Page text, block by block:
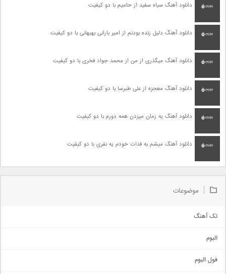
دانلود آهنگ سیاه سفید از حامیم با دو کیفیت
دانلود آهنگ دلیل زنده بودنم از امیر بارانی بهبهانی با دو کیفیت
دانلود آهنگ میگذری از من از محمد جواد فخری با دو کیفیت
دانلود آهنگ معجزه از علی طبرسا با دو کیفیت
دانلود آهنگ یه زمان میزدن همه دورم با دو کیفیت
دانلود آهنگ میشم به فدات خودم یه نفری با دو کیفیت
موضوعات
تک آهنگ
اجتماعی
البوم
فول البوم